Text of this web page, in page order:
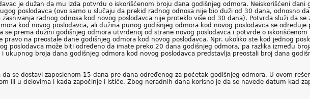
je dužan da mu izda potvrdu o iskorišćenom broju dana godišnjeg odmora. Neiskorišćeni dani
poslodavca (ovo samo u slučaju da prekid radnog odnosa nije bio duži od 30 dana, odnosno
radnog odnosa kod novog poslodavca nije proteklo više od 30 dana). Potvrda služi da se
kod novog poslodavca, ali dužina punog godišnjeg odmora kod novog poslodavca se određuje
se prema dužini godišnjeg odmora utvrđenoj od strane novog poslodavca i potvrde o iskorišćenom
na preostale dane godišnjeg odmora kod novog poslodavca. Npr. ukoliko ste kod jednog
poslodavca može biti određeno da imate preko 20 dana godišnjeg odmora, pa razlika između
ukupnog broja dana godišnjeg odmora kod novog poslodavca predstavlja preostali broj dana
se dostavi zaposlenom 15 dana pre dana određenog za početak godišnjeg odmora. U ovom
ili u delovima i kada započinje i ističe. Zbog neradnih dana korisno je da se navede datum kad